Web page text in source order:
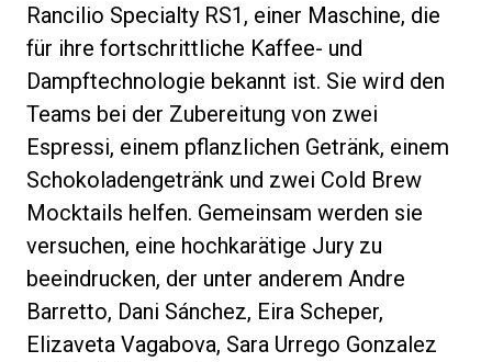
Rancilio Specialty RS1, einer Maschine, die
für ihre fortschrittliche Kaffee- und
Dampftechnologie bekannt ist. Sie wird den
Teams bei der Zubereitung von zwei
Espressi, einem pflanzlichen Getränk, einem
Schokoladengetränk und zwei Cold Brew
Mocktails helfen. Gemeinsam werden sie
versuchen, eine hochkarätige Jury zu
beeindrucken, der unter anderem Andre
Barretto, Dani Sánchez, Eira Scheper,
Elizaveta Vagabova, Sara Urrego Gonzalez
Datenschutzerklärung